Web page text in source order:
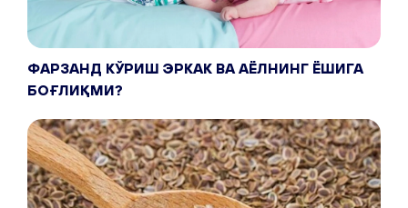
ФАРЗАНД КЎРИШ ЭРКАК ВА АЁЛНИНГ ЁШИГА
БОҒЛИҚМИ?